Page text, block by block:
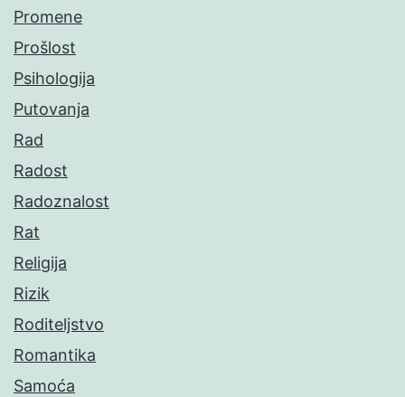
Promene
Prošlost
Psihologija
Putovanja
Rad
Radost
Radoznalost
Rat
Religija
Rizik
Roditeljstvo
Romantika
Samoća